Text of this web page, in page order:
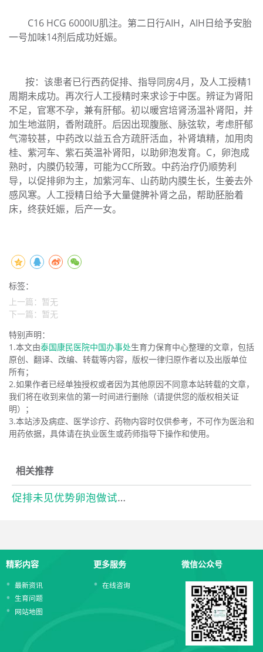
C16 HCG 6000IU肌注。第二日行AIH，AIH日给予安胎
一号加味14剂后成功妊娠。
按：该患者已行西药促排、指导同房4月，及人工授精1
周期未成功。再次行人工授精时来求诊于中医。辨证为肾阳
不足，官寒不孕，兼有肝郁。初以暖宫培肾汤温补肾阳，并
加生地滋阴，香附疏肝。后因出现腹胀、脉弦软，考虑肝郁
气滞较甚，中药改以益五合方疏肝活血，补肾填精，加用肉
桂、紫河车、紫石英温补肾阳，以助卵泡发育。C，卵泡成
熟时，内膜仍较薄，可能为CC所致。中药治疗仍顺势利
导，以促排卵为主，加紫河车、山药助内膜生长，生姜去外
感风寒。人工授精日给予大量健脾补肾之品，帮助胚胎着
床，终获妊娠，后产一女。
标签：
上一篇：暂无
下一篇：暂无
特别声明：
1.本文由泰国康民医院中国办事处生育力保育中心整理的文章，包括
原创、翻译、改编、转载等内容，版权一律归原作者以及出版单位
所有；
2.如果作者已经单独授权或者因为其他原因不同意本站转载的文章，
我们将在收到来信的第一时间进行删除（请提供您的版权相关证
明）；
3.本站涉及病症、医学诊疗、药物内容时仅供参考，不可作为医治和
用药依据，具体请在执业医生或药师指导下操作和使用。
相关推荐
促排未见优势卵泡做试管婴儿的中医调理
精彩内容
最新资讯
生育问题
网站地图
更多服务
在线咨询
微信公众号